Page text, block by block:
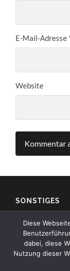
E-Mail-Adresse
Website
SONSTIGES
Impressum
Kontakt
Diese
dabei, diese
Nutzung dieser